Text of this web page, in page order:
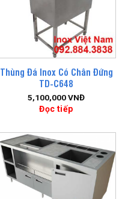
Thùng Đá Inox Có Chân Đứng
TD-C648
5,100,000VNĐ
Đọc tiếp